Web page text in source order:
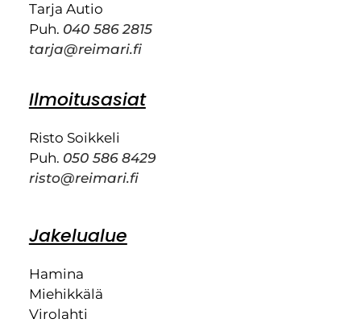
Tarja Autio
Puh. 040 586 2815
tarja@reimari.fi
Ilmoitusasiat
Risto Soikkeli
Puh. 050 586 8429
risto@reimari.fi
Jakelualue
Hamina
Miehikkälä
Virolahti